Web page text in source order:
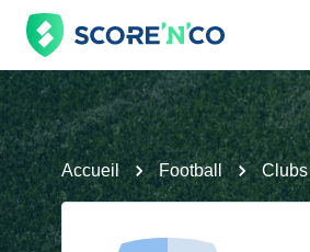
Accueil Football Clubs